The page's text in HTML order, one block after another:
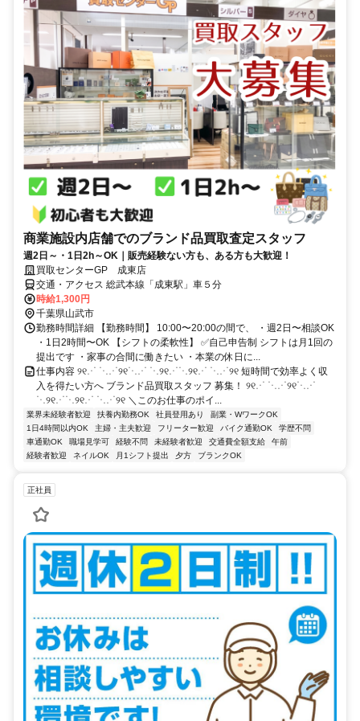
商業施設内店舗でのブランド品買取査定スタッフ
週2日～・1日2h～OK｜販売経験ない方も、ある方も大歓迎！
買取センターGP 成東店
交通・アクセス 総武本線「成東駅」車５分
時給1,300円
千葉県山武市
勤務時間詳細 【勤務時間】 10:00〜20:00の間で、 ・週2日〜相談OK
・1日2時間〜OK 【シフトの柔軟性】 ✅自己申告制 シフトは月1回の
提出です ・家事の合間に働きたい ・本業の休日に...
仕事内容 ୨୧⋰ ⋱⋰୨୧⋱⋰ ⋱୨୧⋰⋱୨୧⋰ ⋱⋰୨୧ 短時間で効率よく収
入を得たい方へ ブランド品買取スタッフ 募集！ ୨୧⋰ ⋱⋰୨୧⋱⋰
⋱୨୧⋰⋱୨୧⋰ ⋱⋰୨୧ ＼このお仕事のポイ...
業界未経験者歓迎 扶養内勤務OK 社員登用あり
副業・WワークOK
1日4時間以内OK
主婦・主夫歓迎 フリーター歓迎 バイク通勤OK
学歴不問
車通勤OK
職場見学可 経験不問 未経験者歓迎 交通費全額支給
午前
経験者歓迎
ネイルOK 月1シフト提出 夕方 ブランクOK
正社員